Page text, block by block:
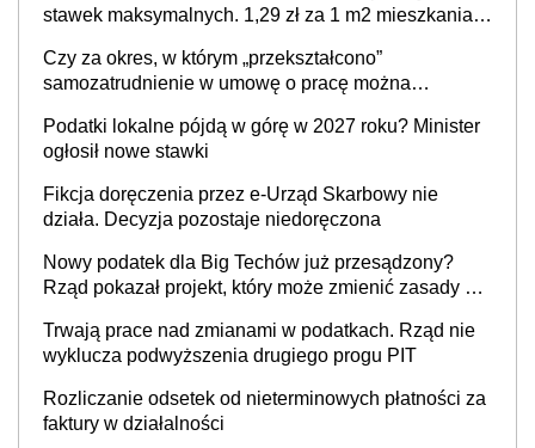
stawek maksymalnych. 1,29 zł za 1 m2 mieszkania,
prowadzeniem działalności gospodarczej
Czy za okres, w którym „przekształcono”
samozatrudnienie w umowę o pracę można
cywilnoprawnej jedynym racjonalnym wyjściem
Podatki lokalne pójdą w górę w 2027 roku? Minister
ogłosił nowe stawki
Fikcja doręczenia przez e-Urząd Skarbowy nie
działa. Decyzja pozostaje niedoręczona
Nowy podatek dla Big Techów już przesądzony?
Rząd pokazał projekt, który może zmienić zasady gry
Trwają prace nad zmianami w podatkach. Rząd nie
wyklucza podwyższenia drugiego progu PIT
Rozliczanie odsetek od nieterminowych płatności za
faktury w działalności